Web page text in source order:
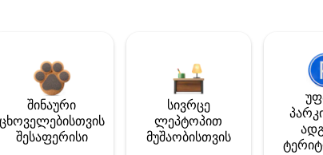
შინაური
ცხოველებისთვის
შესაფერისი
სივრცე
ლეპტოპით
მუშაობისთვის